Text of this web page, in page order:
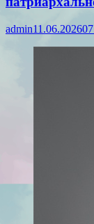
admin11.06.2026